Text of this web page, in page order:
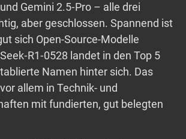
Gemini 2.5‑Pro – alle drei
aber geschlossen. Spannend ist
sich Open-Source-Modelle
landet in den Top 5
Namen hinter sich. Das
allem in Technik- und
mit fundierten, gut belegten